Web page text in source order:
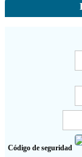
Código de seguridad